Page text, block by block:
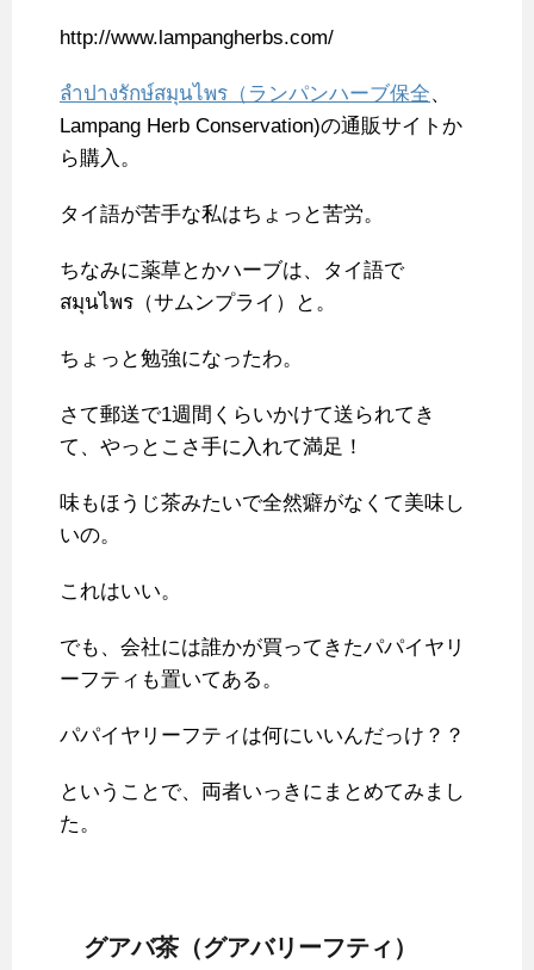
http://www.lampangherbs.com/
ลำปางรักษ์สมุนไพร（ランパンハーブ保全、
Lampang Herb Conservation)の通販サイトか
ら購入。
タイ語が苦手な私はちょっと苦労。
ちなみに薬草とかハーブは、タイ語で
สมุนไพร（サムンプライ）と。
ちょっと勉強になったわ。
さて郵送で1週間くらいかけて送られてき
て、やっとこさ手に入れて満足！
味もほうじ茶みたいで全然癖がなくて美味し
いの。
これはいい。
でも、会社には誰かが買ってきたパパイヤリ
ーフティも置いてある。
パパイヤリーフティは何にいいんだっけ？？
ということで、両者いっきにまとめてみまし
た。
グアバ茶（グアバリーフティ）